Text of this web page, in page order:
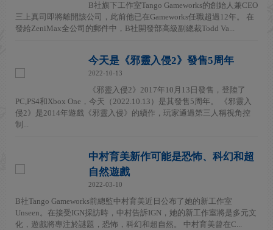
B社旗下工作室Tango Gameworks的創始人兼CEO
三上真司即將離開該公司，此前他已在Gameworks任職超過12年。 在
發給ZeniMax全公司的郵件中，B社開發部高級副總裁Todd Va...
今天是《邪靈入侵2》發售5周年
2022-10-13
《邪靈入侵2》2017年10月13日發售，登陸了
PC,PS4和Xbox One，今天（2022.10.13）是其發售5周年。 《邪靈入
侵2》是2014年遊戲《邪靈入侵》的續作，玩家通過第三人稱視角控
制...
中村育美新作可能是恐怖、科幻和超
自然遊戲
2022-03-10
B社Tango Gameworks前總監中村育美近日公布了她的新工作室
Unseen。在接受IGN採訪時，中村告訴IGN，她的新工作室將是多元文
化，遊戲將專注於謎題，恐怖，科幻和超自然。 中村育美曾在C...